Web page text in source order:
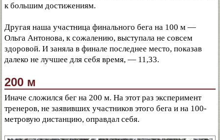
к большим достижениям.
Другая наша участница финального бега на 100 м —
Ольга Антонова, к сожалению, выступала не совсем
здоровой. И заняла в финале последнее место, показав
далеко не лучшее для себя время, — 11,33.
200 м
Иначе сложился бег на 200 м. На этот раз эксперимент
тренеров, не заявивших участников этого бега и на 100-
метровую дистанцию, оправдал себя.